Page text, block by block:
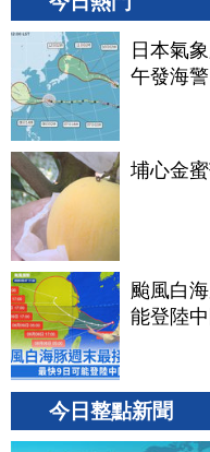
日本氣
午發海警
埔心金
颱風白
能登陸
今日整點新聞